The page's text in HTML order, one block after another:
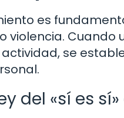
es
violencia.
se
del «sí es